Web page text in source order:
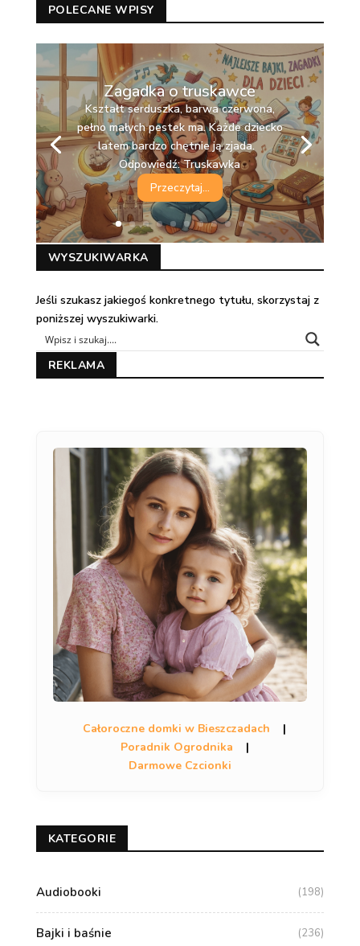
POLECANE WPISY
Zagadka o truskawce
Kształt serduszka, barwa czerwona,
pełno małych pestek ma. Każde dziecko
latem bardzo chętnie ją zjada.
Odpowiedź: Truskawka
Przeczytaj...
WYSZUKIWARKA
Jeśli szukasz jakiegoś konkretnego tytułu, skorzystaj z
poniższej wyszukiwarki.
REKLAMA
Całoroczne domki w Bieszczadach
|
Poradnik Ogrodnika
|
Darmowe Czcionki
KATEGORIE
Audiobooki (198)
Bajki i baśnie (236)